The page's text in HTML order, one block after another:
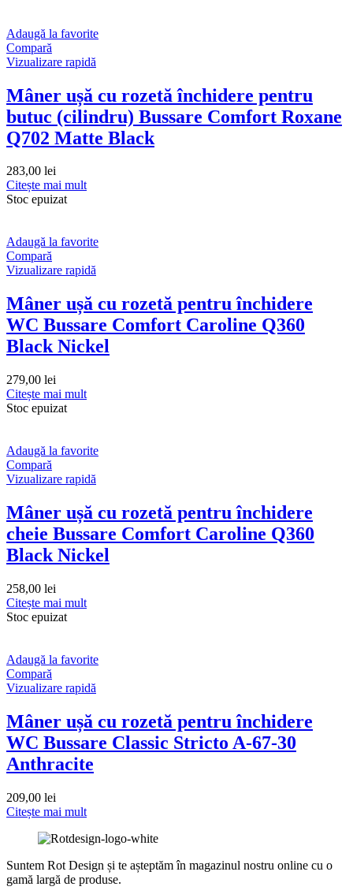
Adaugă la favorite
Compară
Vizualizare rapidă
Mâner ușă cu rozetă închidere pentru
butuc (cilindru) Bussare Comfort Roxane
Q702 Matte Black
283,00 lei
Citește mai mult
Stoc epuizat
Adaugă la favorite
Compară
Vizualizare rapidă
Mâner ușă cu rozetă pentru închidere
WC Bussare Comfort Caroline Q360
Black Nickel
279,00 lei
Citește mai mult
Stoc epuizat
Adaugă la favorite
Compară
Vizualizare rapidă
Mâner ușă cu rozetă pentru închidere
cheie Bussare Comfort Caroline Q360
Black Nickel
258,00 lei
Citește mai mult
Stoc epuizat
Adaugă la favorite
Compară
Vizualizare rapidă
Mâner ușă cu rozetă pentru închidere
WC Bussare Classic Stricto A-67-30
Anthracite
209,00 lei
Citește mai mult
Suntem Rot Design și te așteptăm în magazinul nostru online cu o
gamă largă de produse.